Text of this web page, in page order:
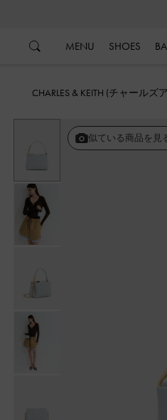
MENU SHOES
CHARLES & KEITH (チャール
似ている商品を見